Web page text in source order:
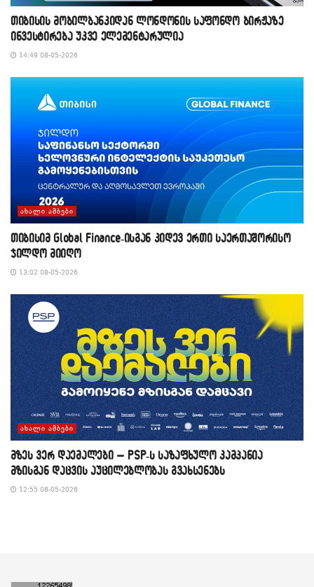
თიბისის მობილბანკიდან ლონდონის საფონდო ბირჟაზე
ინვესტირება უკვე ელემენტარულია
14:49 08-05-2026
ᲐᲮᲐᲚᲘ ᲐᲛᲑᲔᲑᲘ
თიბისიმ Global Finance-ისგან კიდევ ერთი საერთაშორისო
ჯილდო მიიღო
13:02 08-05-2026
ᲐᲮᲐᲚᲘ ᲐᲛᲑᲔᲑᲘ
მზეს ვერ დაემალები – PSP-ს საზაფხულო კამპანია
მზისგან დაცვის აუცილებლობას გვახსენებს
12:55 08-05-2026